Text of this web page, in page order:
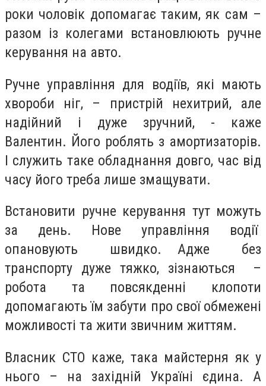
роки чоловік допомагає таким, як сам –
разом із колегами встановлюють ручне
керування на авто.
Ручне управління для водіїв, які мають
хвороби ніг, – пристрій нехитрий, але
надійний і дуже зручний, - каже
Валентин. Його роблять з амортизаторів.
І служить таке обладнання довго, час від
часу його треба лише змащувати.
Встановити ручне керування тут можуть
за день. Нове управління водії
опановують швидко. Адже без
транспорту дуже тяжко, зізнаються –
робота та повсякденні клопоти
допомагають їм забути про свої обмежені
можливості та жити звичним життям.
Власник СТО каже, така майстерня як у
нього – на західній Україні єдина. А